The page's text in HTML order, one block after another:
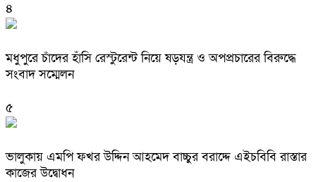
৪
মধুপুরে চাঁদের হাঁসি রেস্টুরেন্ট নিয়ে ষড়যন্ত্র ও অপপ্রচারের বিরুদ্ধে
সংবাদ সম্মেলন
৫
ভালুকায় এমপি ফখর উদ্দিন আহমেদ বাচ্চুর বরাদ্দে এইচবিবি রাস্তার
কাজের উদ্বোধন